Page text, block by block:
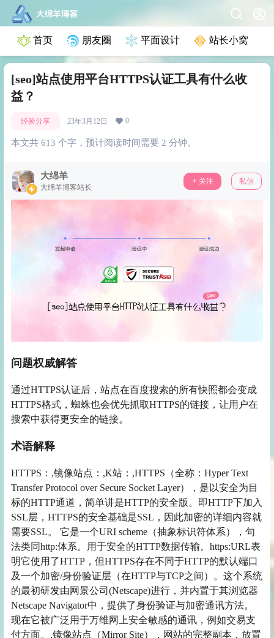
首页 朋友圈 平面设计 站长小窝
[seo]站点使用平台HTTPS认证工具有什么收
益？
经验分享 23年3月12日 0
本文共 613 个字，预计阅读时间需要 2 分钟。
大绵羊
大绵羊博客站长
关注 私信
问题权威解答
通过HTTPS认证后，站点在百度搜索的所有快照都会变成
HTTPS格式，蜘蛛也会优先抓取HTTPS的链接，让用户在
搜索中获得更安全的链接。
术语解释
HTTPS：,镜像站点：,K站：,HTTPS（全称：Hyper Text
Transfer Protocol over Secure Socket Layer），是以安全为目
标的HTTP通道，简单讲是HTTP的安全版。即HTTP下加入
SSL层，HTTPS的安全基础是SSL，因此加密的详细内容就
需要SSL。 它是一个URI scheme（抽象标识符体系），句
法类同http:体系。用于安全的HTTP数据传输。https:URL表
明它使用了HTTP，但HTTPS存在不同于HTTP的默认端口
及一个加密/身份验证层（在HTTP与TCP之间）。这个系统
的最初研发由网景公司(Netscape)进行，并内置于其浏览器
Netscape Navigator中，提供了身份验证与加密通讯方法。
现在它被广泛用于万维网上安全敏感的通讯，例如交易支
付方面。,镜像站点（Mirror Site），网站的完整副本，放置